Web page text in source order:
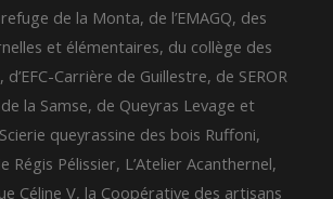
de la Monta, de l’EMAGQ, des
et élémentaires, du collège des
d’EFC-Carrière de Guillestre, de SEROR
la Samse, de Queyras Levage et
queyrassine des bois Ruffoni,
Régis Pélissier, L’Atelier Acanthernel,
Céline V, la Coopérative des artisans